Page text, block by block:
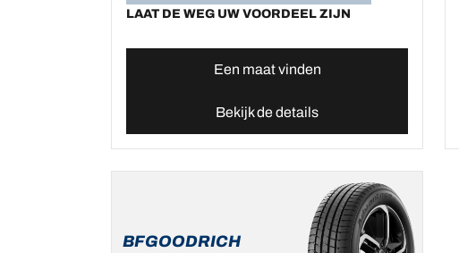
LAAT DE WEG UW VOORDEEL ZIJN
Een maat vinden
Bekijk de details
BFGOODRICH